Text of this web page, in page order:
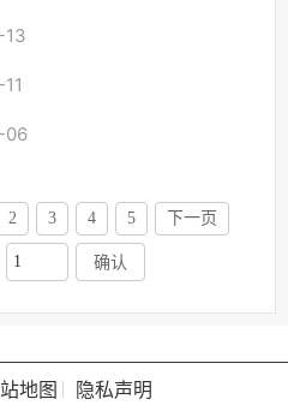
06
2 3 4 5 下一页
确认
地图 隐私声明